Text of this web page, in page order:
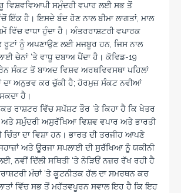
ਵਿਸ਼ਵਵਿਆਪੀ ਸਮੁੰਦਰੀ ਵਪਾਰ ਲਈ ਸਭ ਤੋਂ
ਇੱਕ ਹੈ। ਇਸਦੇ ਬੰਦ ਹੋਣ ਨਾਲ ਬੀਮਾ ਲਾਗਤਾਂ, ਮਾਲ
ਵਿੱਚ ਵਾਧਾ ਹੁੰਦਾ ਹੈ। ਅੰਤਰਰਾਸ਼ਟਰੀ ਵਪਾਰਕ
ਨੂੰ ਅਪਣਾਉਣ ਲਈ ਮਜਬੂਰ ਹਨ, ਜਿਸ ਨਾਲ
ਚੇਨਾਂ ‘ਤੇ ਵਾਧੂ ਦਬਾਅ ਪੈਂਦਾ ਹੈ। ਕੋਵਿਡ-19
ਸੰਕਟ ਤੋਂ ਬਾਅਦ ਵਿਸ਼ਵ ਅਰਥਵਿਵਸਥਾ ਪਹਿਲਾਂ
ਦਾ ਅਨੁਭਵ ਕਰ ਚੁੱਕੀ ਹੈ; ਹੋਰਮੁਜ਼ ਸੰਕਟ ਨਵੀਆਂ
ਹੈ।
ਰਾਸ਼ਟਰ ਵਿੱਚ ਸਪੱਸ਼ਟ ਤੌਰ ‘ਤੇ ਕਿਹਾ ਹੈ ਕਿ ਖੇਤਰ
ਸਮੁੰਦਰੀ ਅਸੁਰੱਖਿਆ ਵਿਸ਼ਵ ਵਪਾਰ ਅਤੇ ਭਾਰਤੀ
ਚਿੰਤਾ ਦਾ ਵਿਸ਼ਾ ਹਨ। ਭਾਰਤ ਦੀ ਤਰਜੀਹ ਆਪਣੇ
ਜਹਾਜ਼ਾਂ ਅਤੇ ਊਰਜਾ ਸਪਲਾਈ ਦੀ ਸੁਰੱਖਿਆ ਨੂੰ ਯਕੀਨੀ
ਨਵੀਂ ਦਿੱਲੀ ਸਥਿਤੀ ‘ਤੇ ਨੇੜਿਓਂ ਨਜ਼ਰ ਰੱਖ ਰਹੀ ਹੈ
ਮੰਚਾਂ ‘ਤੇ ਕੂਟਨੀਤਕ ਹੱਲ ਦਾ ਸਮਰਥਨ ਕਰ
ਵਿੱਚ ਸਭ ਤੋਂ ਮਹੱਤਵਪੂਰਨ ਸਵਾਲ ਇਹ ਹੈ ਕਿ ਇਹ